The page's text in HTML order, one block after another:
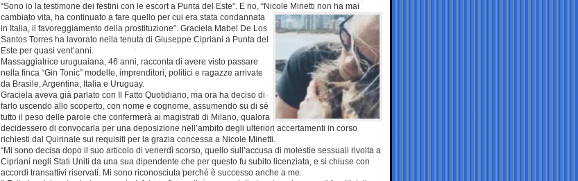
“Sono io la testimone dei festini con le escort a Punta del Este”. E no, “Nicole Minetti non ha mai
cambiato vita, ha continuato a fare quello per cui era stata condannata
in Italia, il favoreggiamento della prostituzione”. Graciela Mabel De Los
Santos Torres ha lavorato nella tenuta di Giuseppe Cipriani a Punta del
Este per quasi vent’anni.
Massaggiatrice uruguaiana, 46 anni, racconta di avere visto passare
nella finca “Gin Tonic” modelle, imprenditori, politici e ragazze arrivate
da Brasile, Argentina, Italia e Uruguay.
Graciela aveva già parlato con Il Fatto Quotidiano, ma ora ha deciso di
farlo uscendo allo scoperto, con nome e cognome, assumendo su di sé
tutto il peso delle parole che confermerà ai magistrati di Milano, qualora
decidessero di convocarla per una deposizione nell’ambito degli ulteriori accertamenti in corso
richiesti dal Quirinale sui requisiti per la grazia concessa a Nicole Minetti.
“Mi sono decisa dopo il suo articolo di venerdì scorso, quello sull’accusa di molestie sessuali rivolta a
Cipriani negli Stati Uniti da una sua dipendente che per questo fu subito licenziata, e si chiuse con
accordi transattivi riservati. Mi sono riconosciuta perché è successo anche a me.